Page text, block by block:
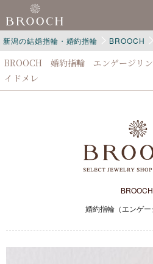
新潟の結婚指輪・婚約指輪 BROOCH
BROOCH 婚約指輪 エンゲージリ
イドメレ
BROOCH
婚約指輪（エンゲー